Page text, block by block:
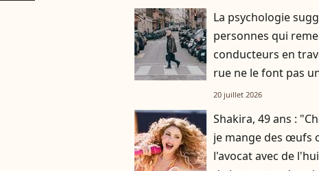
La psychologie
personnes qui
conducteurs en
rue ne le font pas
par gratitude
20 juillet 2026
Shakira, 49 ans :
je mange des œufs
l'avocat avec de